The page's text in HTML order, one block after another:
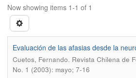
Now showing items 1-1 of 1
Evaluación de las afasias desde la
Cuetos, Fernando. Revista Chilena de
No. 1 (2003): mayo; 7-16